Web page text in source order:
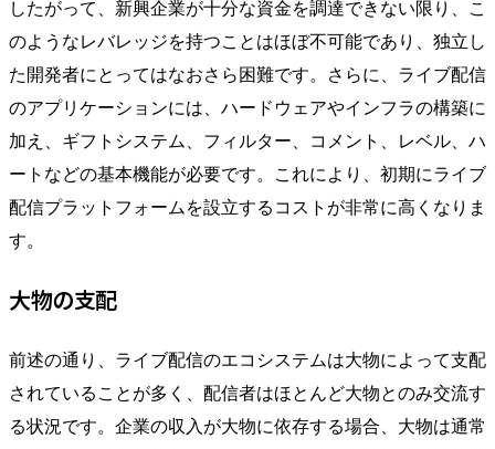
したがって、新興企業が十分な資金を調達できない限り、こ
のようなレバレッジを持つことはほぼ不可能であり、独立し
た開発者にとってはなおさら困難です。さらに、ライブ配信
のアプリケーションには、ハードウェアやインフラの構築に
加え、ギフトシステム、フィルター、コメント、レベル、ハ
ートなどの基本機能が必要です。これにより、初期にライブ
配信プラットフォームを設立するコストが非常に高くなりま
す。
大物の支配
前述の通り、ライブ配信のエコシステムは大物によって支配
されていることが多く、配信者はほとんど大物とのみ交流す
る状況です。企業の収入が大物に依存する場合、大物は通常